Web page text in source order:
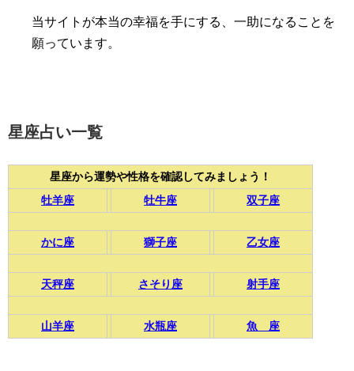
当サイトが本当の幸福を手にする、一助になることを
願っています。
星座占い一覧
星座から運勢や性格を確認してみましょう！
牡羊座
牡牛座 双子座
かに座 獅子座 乙女座
天秤座 さそり座 射手座
山羊座 水瓶座 魚 座